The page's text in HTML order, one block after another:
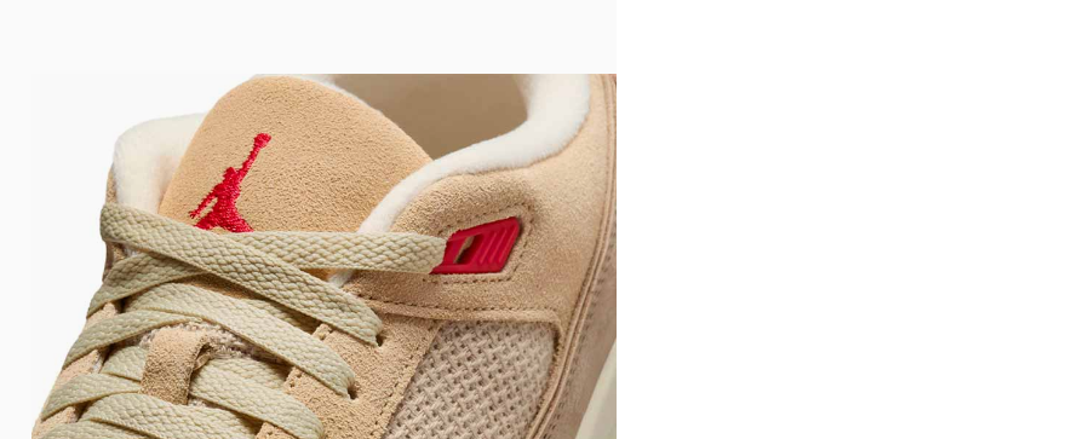
Bem-Vindo à artwalk
Para ter uma melhor experiência de compra, insira seu CEP
e veja a seleção de produtos disponíveis para sua região
DIGITE SEU CEP
BUSCAR